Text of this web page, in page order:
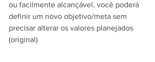
ou facilmente alcançável, você poderá
definir um novo objetivo/meta sem
precisar alterar os valores planejados
(original)